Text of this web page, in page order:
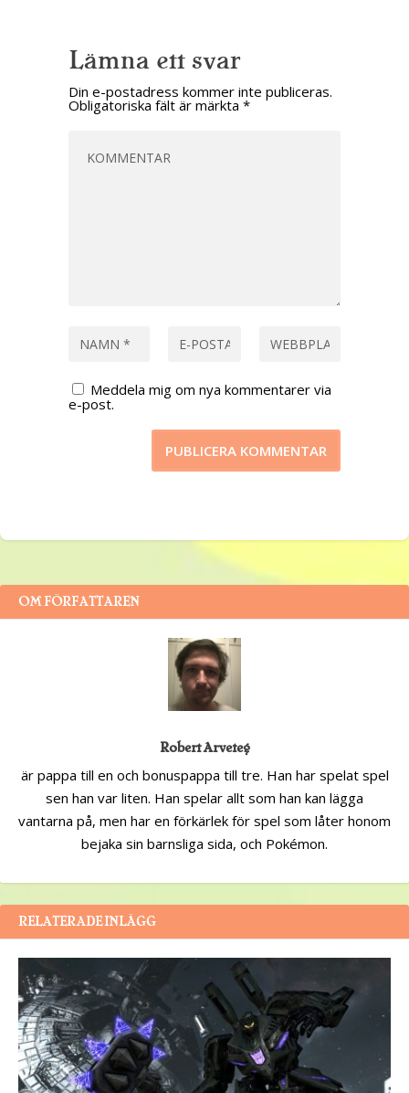
Lämna ett svar
Din e-postadress kommer inte publiceras.
Obligatoriska fält är märkta *
Meddela mig om nya kommentarer via
e-post.
OM FÖRFATTAREN
Robert Arveteg
är pappa till en och bonuspappa till tre. Han har spelat spel
sen han var liten. Han spelar allt som han kan lägga
vantarna på, men har en förkärlek för spel som låter honom
bejaka sin barnsliga sida, och Pokémon.
RELATERADE INLÄGG